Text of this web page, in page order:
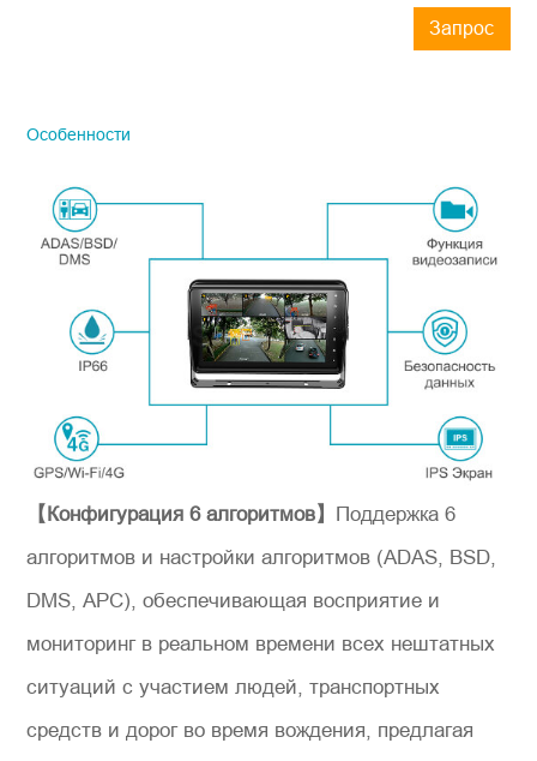
Запрос
Hомер продукции
Представьтесь*
Сообщение *
Особенности
【Конфигурация 6 алгоритмов】
Поддержка 6
алгоритмов и настройки алгоритмов (ADAS, BSD,
DMS, APC), обеспечивающая восприятие и
мониторинг в реальном времени всех нештатных
ситуаций с участием людей, транспортных
средств и дорог во время вождения, предлагая